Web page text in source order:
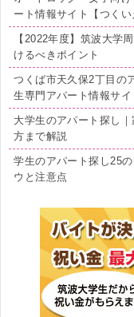
ート情報サイト【つく
【2022年度】筑波大学
けるべきポイント
つくば市天久保2丁目の
生専門アパート情報サ
大学生のアパート探し
方まで解説
学生のアパート探し25
ウと注意点